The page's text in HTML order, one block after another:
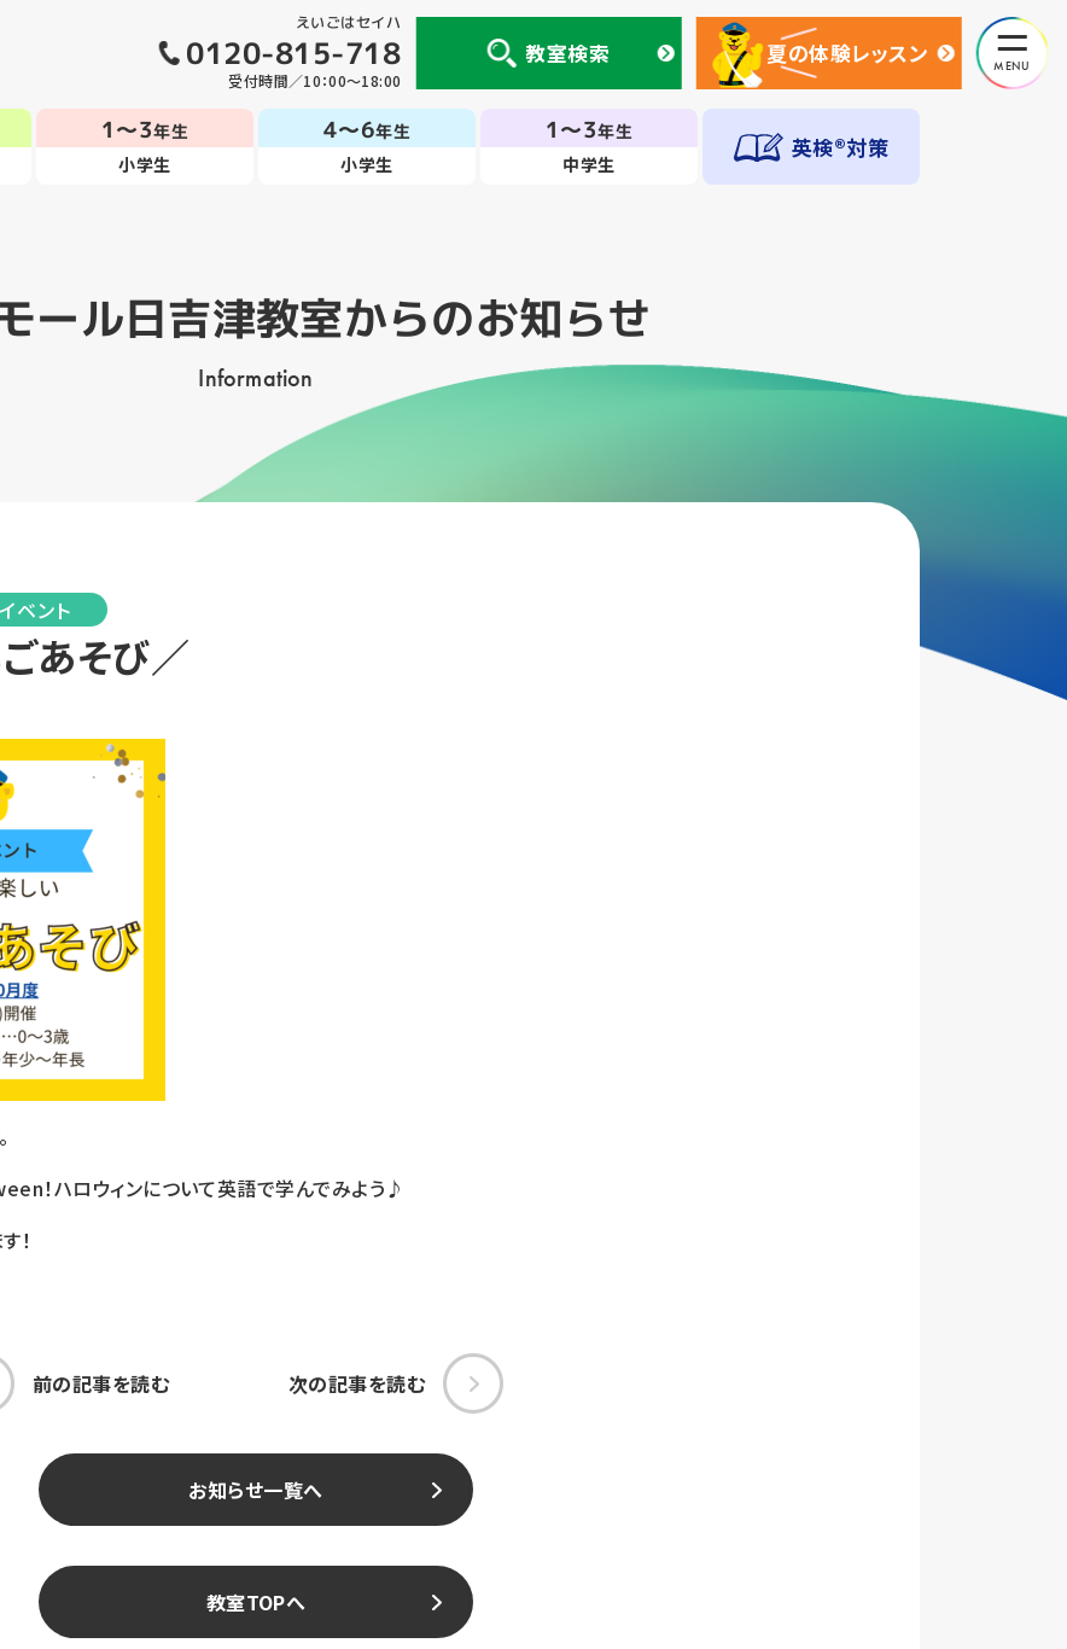
えいごはセイハ
0120-815-718
受付時間／10：00～18:00
教室検索
夏の体験レッスン
夏の体験レッスン
1～3年生
小学生
4～6年生
小学生
1～3年生
中学生
英検®対策
ール日吉津教室からのお知らせ
Information
イベント
あそび／
！ハロウィンについて英語で学んでみよう♪
！
前の記事を読む 次の記事を読む
お知らせ一覧へ
教室TOPへ